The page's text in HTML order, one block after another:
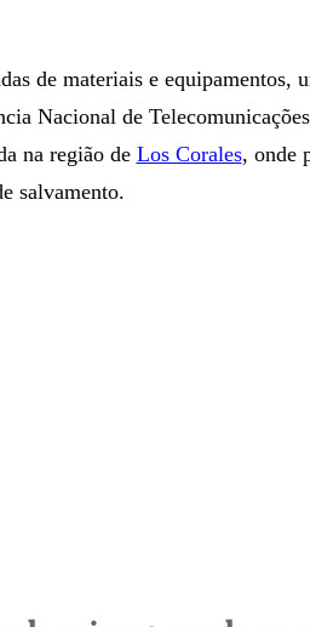
de materiais e equipamentos,
Nacional de
na região de Los Corales, onde
salvamento.